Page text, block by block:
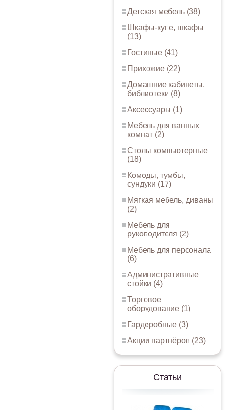
Детская мебель (38)
Шкафы-купе, шкафы
(13)
Гостиные (41)
Прихожие (22)
Домашние кабинеты,
библиотеки (8)
Аксессуары (1)
Мебель для ванных
комнат (2)
Столы компьютерные
(18)
Комоды, тумбы,
сундуки (17)
Мягкая мебель, диваны
(2)
Мебель для
руководителя (2)
Мебель для персонала
(6)
Административные
стойки (4)
Торговое
оборудование (1)
Гардеробные (3)
Акции партнёров (23)
Статьи